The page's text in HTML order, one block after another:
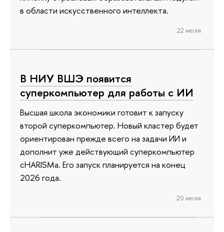
в области искусственного интеллекта.
22 июля
В НИУ ВШЭ появится
суперкомпьютер для работы с ИИ
Высшая школа экономики готовит к запуску
второй суперкомпьютер. Новый кластер будет
ориентирован прежде всего на задачи ИИ и
дополнит уже действующий суперкомпьютер
cHARISMa. Его запуск планируется на конец
2026 года.
20 июля